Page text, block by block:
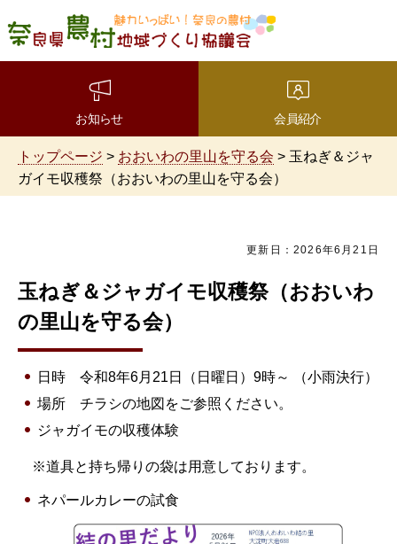
魅力いっぱい！奈良の農
村 奈良県農村地域づくり
お知らせ 会員紹介
トップページ > おおいわの里山を守る会 > 玉ねぎ＆ジャ
ガイモ収穫祭（おおいわの里山を守る会）
更新日：2026年6月21日
玉ねぎ＆ジャガイモ収穫祭（おおいわ
の里山を守る会）
日時 令和8年6月21日（日曜日）9時～ （小雨決行）
場所 チラシの地図をご参照ください。
ジャガイモの収穫体験
※道具と持ち帰りの袋は用意しております。
ネパールカレーの試食